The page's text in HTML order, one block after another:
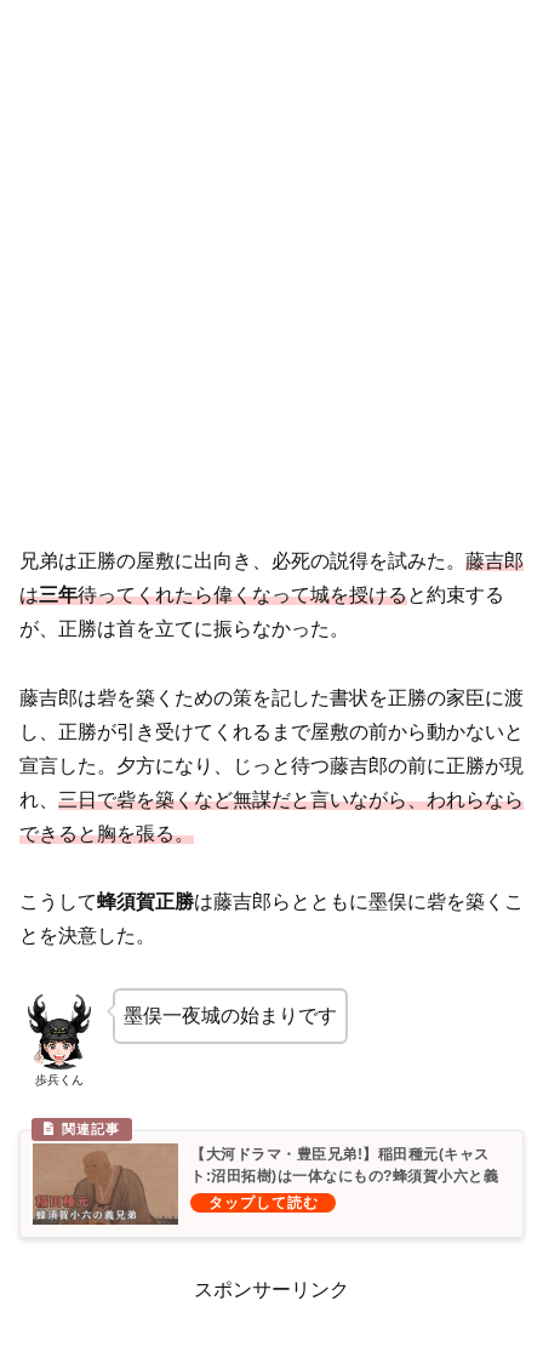
兄弟は正勝の屋敷に出向き、必死の説得を試みた。 藤吉郎
は三年待ってくれたら偉くなって城を授けると約束する
が、正勝は首を立てに振らなかった。
藤吉郎は砦を築くための策を記した書状を正勝の家臣に渡
し、正勝が引き受けてくれるまで屋敷の前から動かないと
宣言した。夕方になり、じっと待つ藤吉郎の前に正勝が現
れ、 三日で砦を築くなど無謀だと言いながら、われらなら
できると胸を張る。
こうして蜂須賀正勝は藤吉郎らとともに墨俣に砦を築くこ
とを決意した。
歩兵くん
墨俣一夜城の始まりです
【大河ドラマ・豊臣兄弟!】稲田種元(キャス
ト:沼田拓樹)は一体なにもの?蜂須賀小六と義
兄弟の契を結んでいた 年表 子孫
スポンサーリンク